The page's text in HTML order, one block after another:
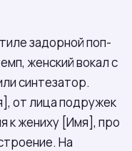
задорной поп-
женский вокал с
синтезатор.
от лица подружек
к жениху [Имя], про
На